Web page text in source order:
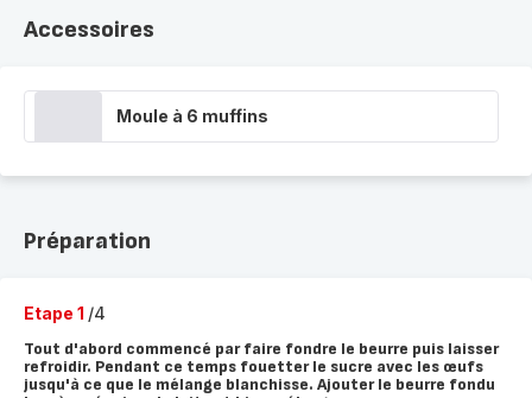
Accessoires
Moule à 6 muffins
Préparation
Etape 1 /4
Tout d'abord commencé par faire fondre le beurre puis laisser
refroidir. Pendant ce temps fouetter le sucre avec les œufs
jusqu'à ce que le mélange blanchisse. Ajouter le beurre fondu